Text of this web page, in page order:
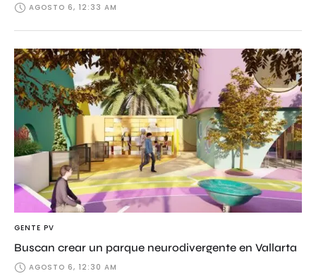
AGOSTO 6, 12:33 AM
GENTE PV
Buscan crear un parque neurodivergente en Vallarta
AGOSTO 6, 12:30 AM